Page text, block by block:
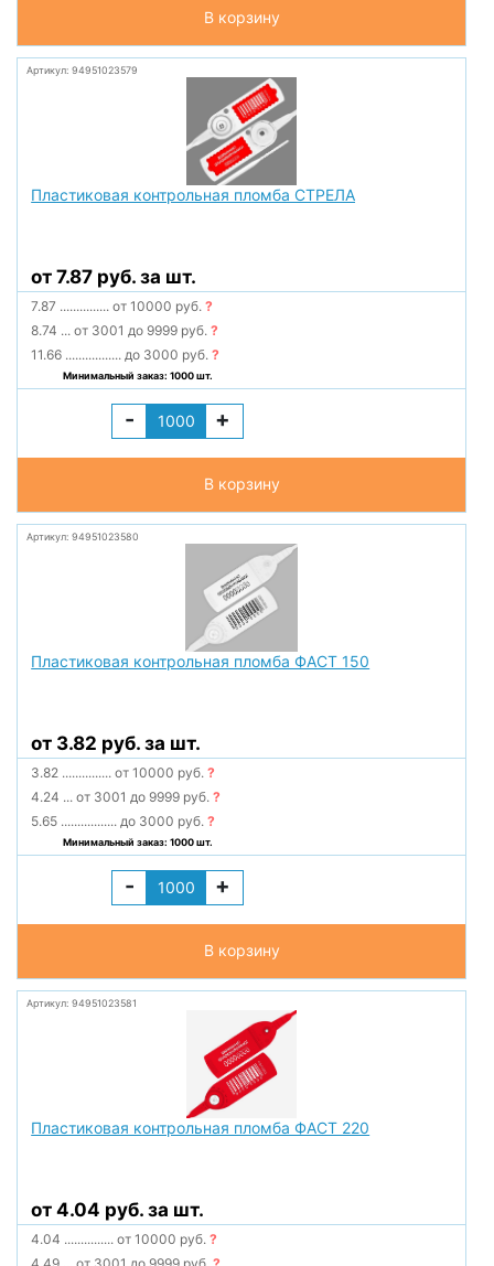
В корзину
Артикул: 94951023579
Пластиковая контрольная пломба СТРЕЛА
от 7.87 руб. за шт.
7.87 ............... от 10000 руб.?
8.74 ... от 3001 до 9999 руб.?
11.66 ................. до 3000 руб.?
Минимальный заказ: 1000 шт.
- +
В корзину
Артикул: 94951023580
Пластиковая контрольная пломба ФАСТ 150
от 3.82 руб. за шт.
3.82 ............... от 10000 руб.?
4.24 ... от 3001 до 9999 руб.?
5.65 ................. до 3000 руб.?
Минимальный заказ: 1000 шт.
- +
В корзину
Артикул: 94951023581
Пластиковая контрольная пломба ФАСТ 220
от 4.04 руб. за шт.
4.04 ............... от 10000 руб.?